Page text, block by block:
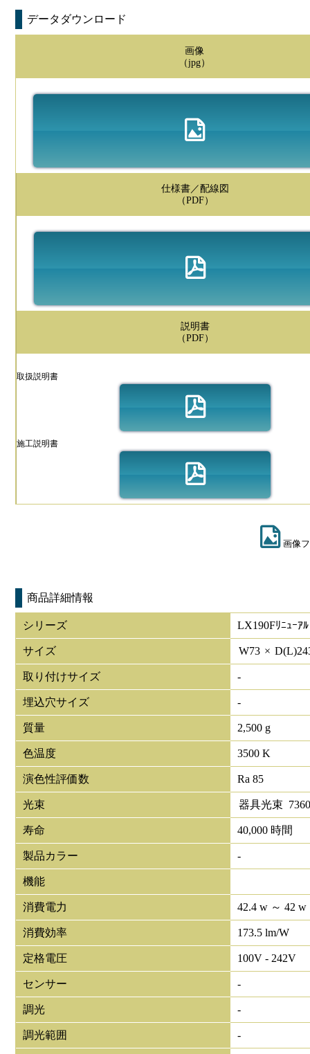
データダウンロード
画像
（jpg）
仕様書／配線図
（PDF）
説明書
（PDF）
取扱説明書
施工説明書
画像
商品詳細情報
シリーズ LX190Fﾘﾆｭｰｱﾙ
サイズ W73 × D(L)
取り付けサイズ -
埋込穴サイズ -
質量 2,500 g
色温度 3500 K
演色性評価数 Ra 85
光束 器具光束
寿命 40,000 時間
製品カラー -
機能
消費電力 42.4 w ～ 42 w
消費効率 173.5 lm/W
定格電圧 100V - 242V
センサー -
調光 -
調光範囲 -